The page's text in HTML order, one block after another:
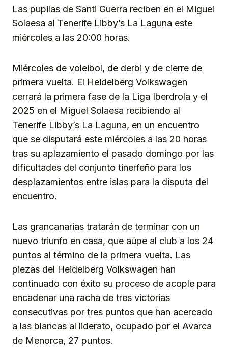
Las pupilas de Santi Guerra reciben en el Miguel
Solaesa al Tenerife Libby’s La Laguna este
miércoles a las 20:00 horas.
Miércoles de voleibol, de derbi y de cierre de
primera vuelta. El Heidelberg Volkswagen
cerrará la primera fase de la Liga Iberdrola y el
2025 en el Miguel Solaesa recibiendo al
Tenerife Libby’s La Laguna, en un encuentro
que se disputará este miércoles a las 20 horas
tras su aplazamiento el pasado domingo por las
dificultades del conjunto tinerfeño para los
desplazamientos entre islas para la disputa del
encuentro.
Las grancanarias tratarán de terminar con un
nuevo triunfo en casa, que aúpe al club a los 24
puntos al término de la primera vuelta. Las
piezas del Heidelberg Volkswagen han
continuado con éxito su proceso de acople para
encadenar una racha de tres victorias
consecutivas por tres puntos que han acercado
a las blancas al liderato, ocupado por el Avarca
de Menorca, 27 puntos.